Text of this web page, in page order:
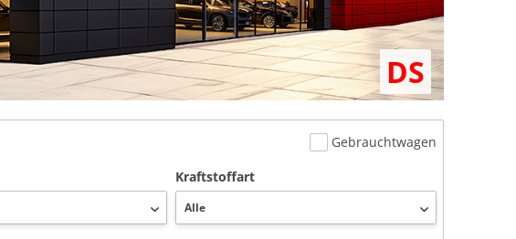
DS
Gebrauchtwagen
Kraftstoffart